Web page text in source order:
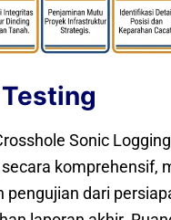
Sonic
komprehensif,
pengujian dari